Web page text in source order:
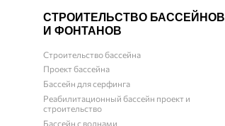
СТРОИТЕЛЬСТВО БАССЕЙНОВ
И ФОНТАНОВ
Строительство бассейна
Проект бассейна
Бассейн для серфинга
Реабилитационный бассейн проект и
строительство
Бассейн с волнами